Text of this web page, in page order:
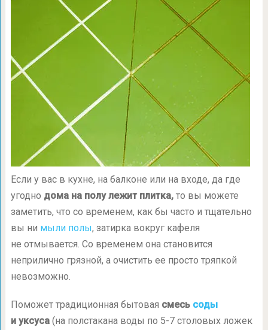
Если у вас в кухне, на балконе или на входе, да где
угодно дома на полу лежит плитка, то вы можете
заметить, что со временем, как бы часто и тщательно
вы ни мыли полы, затирка вокруг кафеля
не отмывается. Со временем она становится
неприлично грязной, а очистить ее просто тряпкой
невозможно.
Поможет традиционная бытовая смесь соды
и уксуса(на полстакана воды по 5-7столовых ложек